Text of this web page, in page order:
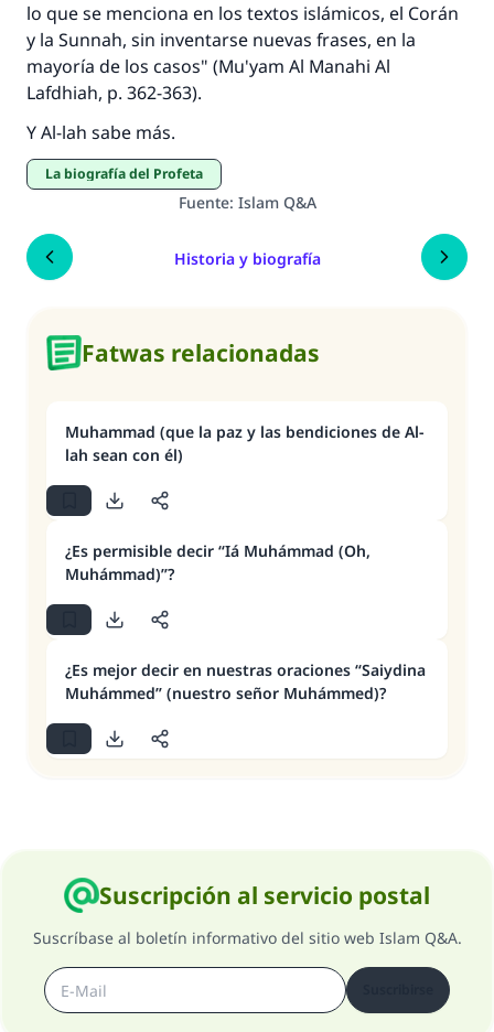
lo que se menciona en los textos islámicos, el Corán
y la Sunnah, sin inventarse nuevas frases, en la
mayoría de los casos" (Mu'yam Al Manahi Al
Lafdhiah, p. 362-363).
Y Al-lah sabe más.
La biografía del Profeta
Fuente: Islam Q&A
Historia y biografía
Fatwas relacionadas
Muhammad (que la paz y las bendiciones de Al-
lah sean con él)
¿Es permisible decir “Iá Muhámmad (Oh,
Muhámmad)”?
¿Es mejor decir en nuestras oraciones “Saiydina
Muhámmed” (nuestro señor Muhámmed)?
Suscripción al servicio postal
Suscríbase al boletín informativo del sitio web Islam Q&A.